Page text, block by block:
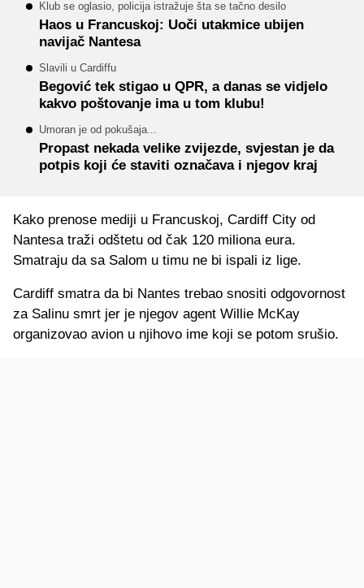
Klub se oglasio, policija istražuje šta se tačno desilo
Haos u Francuskoj: Uoči utakmice ubijen
navijač Nantesa
Slavili u Cardiffu
Begović tek stigao u QPR, a danas se vidjelo
kakvo poštovanje ima u tom klubu!
Umoran je od pokušaja...
Propast nekada velike zvijezde, svjestan je da
potpis koji će staviti označava i njegov kraj
Kako prenose mediji u Francuskoj, Cardiff City od
Nantesa traži odštetu od čak 120 miliona eura.
Smatraju da sa Salom u timu ne bi ispali iz lige.
Cardiff smatra da bi Nantes trebao snositi odgovornost
za Salinu smrt jer je njegov agent Willie McKay
organizovao avion u njihovo ime koji se potom srušio.